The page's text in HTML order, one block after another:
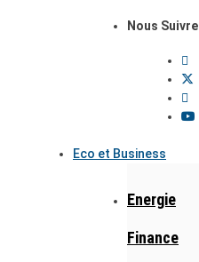
Nous Suivre
Eco et Business
Energie
Finance